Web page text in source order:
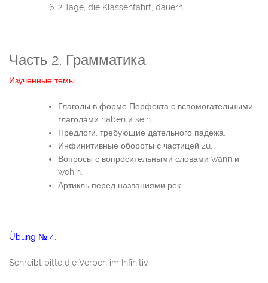
2 Tage, die Klassenfahrt, dauern.
Часть 2. Грамматика.
Изученные темы:
Глаголы в форме Перфекта с вспомогательными
глаголами haben и sein.
Предлоги, требующие дательного падежа.
Инфинитивные обороты с частицей zu.
Вопросы с вопросительными словами wann и
wohin.
Артикль перед названиями рек.
Übung № 4.
Schreibt bitte die Verben im Infinitiv.